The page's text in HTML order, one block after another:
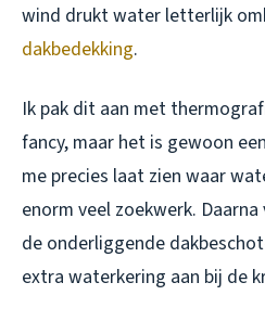
wind drukt water letterlijk
dakbedekking.
Ik pak dit aan met
fancy, maar het is gewoon
me precies laat zien waar
enorm veel zoekwerk.
de onderliggende
extra waterkering aan bij de